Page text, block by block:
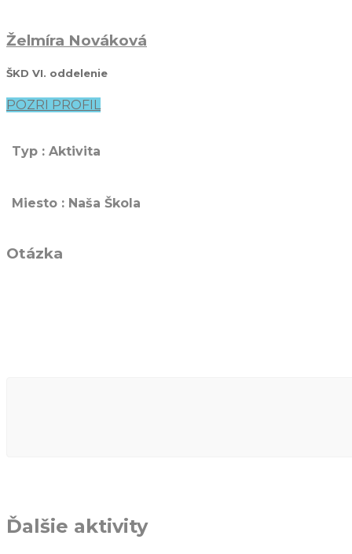
Želmíra Nováková
ŠKD VI. oddelenie
POZRI PROFIL
Typ : Aktivita
Miesto : Naša Škola
Otázka
Ďalšie aktivity